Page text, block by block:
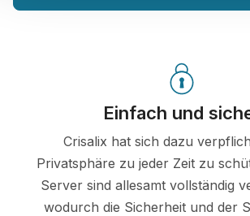
Einfach und
Crisalix hat sich dazu
Privatsphäre zu jeder Zeit zu
Server sind allesamt vollständig
wodurch die Sicherheit und der